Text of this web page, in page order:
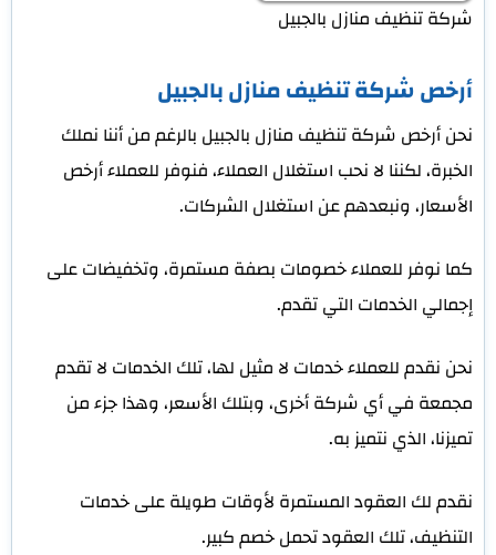
شركة تنظيف منازل بالجبيل
أرخص شركة تنظيف منازل بالجبيل
نحن أرخص شركة تنظيف منازل بالجبيل بالرغم من أننا نملك
الخبرة، لكننا لا نحب استغلال العملاء، فنوفر للعملاء أرخص
الأسعار، ونبعدهم عن استغلال الشركات.
كما نوفر للعملاء خصومات بصفة مستمرة، وتخفيضات على
إجمالي الخدمات التي تقدم.
نحن نقدم للعملاء خدمات لا مثيل لها، تلك الخدمات لا تقدم
مجمعة في أي شركة أخرى، وبتلك الأسعر، وهذا جزء من
تميزنا، الذي نتميز به.
نقدم لك العقود المستمرة لأوقات طويلة على خدمات
التنظيف، تلك العقود تحمل خصم كبير.